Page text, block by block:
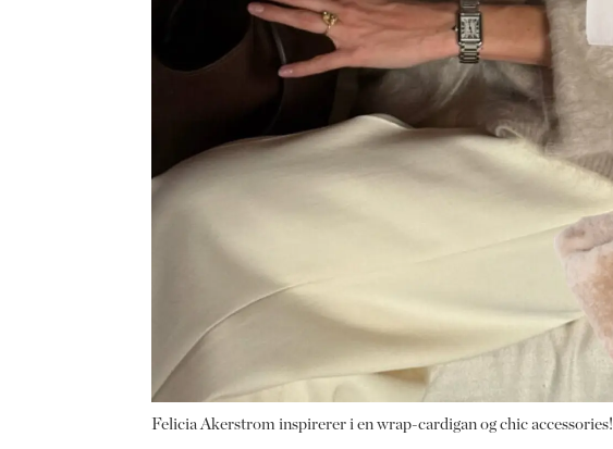
Felicia Akerstrom inspirerer i en wrap-cardigan og chic accessories!